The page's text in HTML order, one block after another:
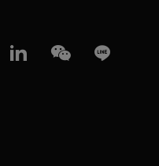
linkedInWeChatLine